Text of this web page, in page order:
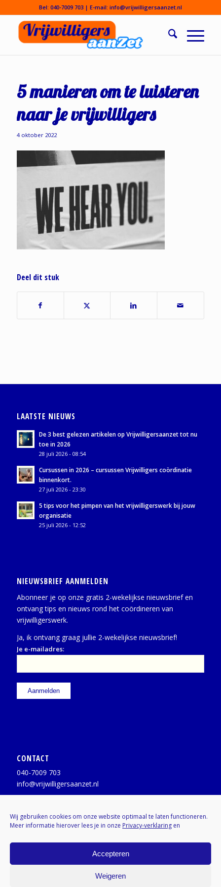
Wij gebruiken cookies om onze website optimaal te laten functioneren.
Meer informatie hierover lees je in onze Privacy-verklaring en
Accepteren
Weigeren
Bel: 040-7009 703| E-mail: info@vrijwilligersaanzet.nl
5 manieren om te luisteren
naar je vrijwilligers
4 oktober 2022
Deel dit stuk
LAATSTE NIEUWS
De 3 best gelezen artikelen op Vrijwilligersaanzet tot nu
toe in 2026
28 juli 2026 - 08:54
Cursussen in 2026 – cursussen Vrijwilligers coördinatie
binnenkort.
27 juli 2026 - 23:30
5 tips voor het pimpen van het vrijwilligerswerk bij jouw
organisatie
25 juli 2026 - 12:52
NIEUWSBRIEF AANMELDEN
Abonneer je op onze gratis 2-wekelijkse nieuwsbrief en
ontvang tips en nieuws rond het coördineren van
vrijwilligerswerk.
Ja, ik ontvang graag jullie 2-wekelijkse nieuwsbrief!
Je e-mailadres:
CONTACT
040-7009 703
info@vrijwilligersaanzet.nl
X / Twitter:@vrijwilligerAZ
Kenniscentrumvrijwilligers